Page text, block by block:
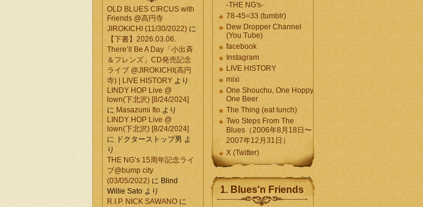
OLD BLUES CIRCUS with
Friends @高円寺
JIROKICHI (11/30/2022) に
【下書】2026.03.06.
There’ll Be A Day「小出斉
＆フレンズ」CD発売記念
ライブ @JIROKICHI(高円
寺) | LIVE HISTORY より
LINDY HOP Live @
lown(下北沢) [8/24/2024]
に Masazumi Ito より
LINDY HOP Live @
lown(下北沢) [8/24/2024]
に ドクターストップ男 よ
り
THE NG’s 15周年記念ライ
ブ@bump city
(03/05/2022) に Blind
Willie Sato より
R.I.P. NICK SAWANO に
-THE NG's-
78-45=33 (tumblr)
Dew Dropper Channel
(You Tube)
facebook
Instagram
LIVE HISTORY
mixi
One Shouchu, One Hoppy.
One Beer
The Thing (eat lunch)
Two Steps From The
Blues（2006年8月18日〜
2007年12月31日）
X (Twitter)
1. Blues'n Friends